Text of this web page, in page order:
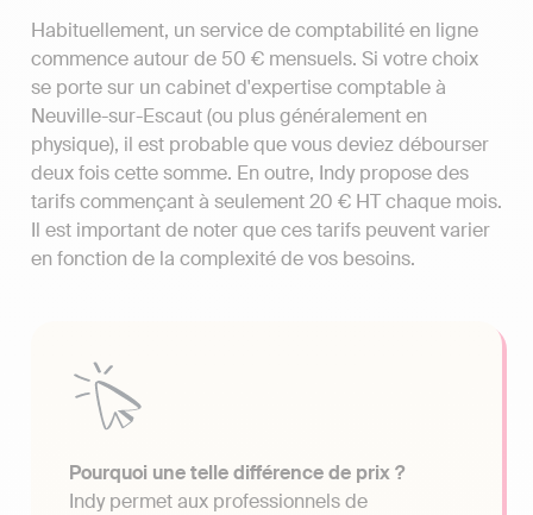
Habituellement, un service de comptabilité en ligne
commence autour de 50 € mensuels. Si votre choix
se porte sur un cabinet d'expertise comptable à
Neuville-sur-Escaut (ou plus généralement en
physique), il est probable que vous deviez débourser
deux fois cette somme. En outre, Indy propose des
tarifs commençant à seulement 20 € HT chaque mois.
Il est important de noter que ces tarifs peuvent varier
en fonction de la complexité de vos besoins.
Pourquoi une telle différence de prix ?
Indy permet aux professionnels de